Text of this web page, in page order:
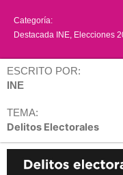
Categoría:
Destacada INE Elecciones
ESCRITO POR:
INE
TEMA:
Delitos Electorales